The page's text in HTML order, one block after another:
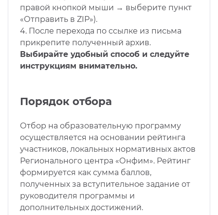
правой кнопкой мыши → выберите пункт
«Отправить в ZIP»).
4. После перехода по ссылке из письма
прикрепите полученный архив.
Выбирайте удобный способ и следуйте
инструкциям внимательно.
Порядок отбора
Отбор на образовательную программу
осуществляется на основании рейтинга
участников, локальных нормативных актов
Регионального центра «Онфим». Рейтинг
формируется как сумма баллов,
полученных за вступительное задание от
руководителя программы и
дополнительных достижений.